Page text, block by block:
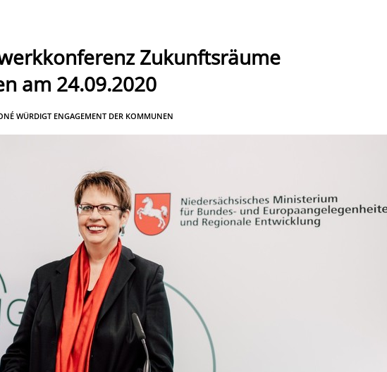
Zukunftsräume
am 24.09.2020
WÜRDIGT ENGAGEMENT DER KOMMUNEN